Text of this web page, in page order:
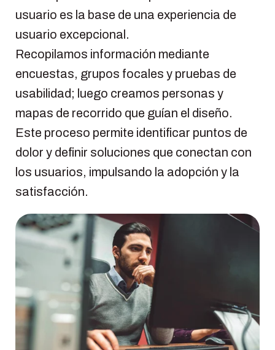
usuario es la base de una experiencia de
usuario excepcional.
Recopilamos información mediante
encuestas, grupos focales y pruebas de
usabilidad; luego creamos personas y
mapas de recorrido que guían el diseño.
Este proceso permite identificar puntos de
dolor y definir soluciones que conectan con
los usuarios, impulsando la adopción y la
satisfacción.